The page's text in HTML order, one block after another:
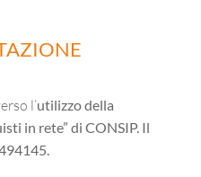
l’utilizzo della
in rete” di CONSIP. Il